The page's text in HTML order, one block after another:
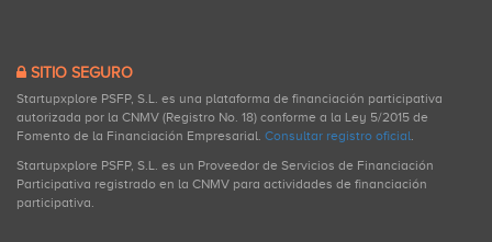
SITIO SEGURO
Startupxplore PSFP, S.L. es una plataforma de financiación participativa
autorizada por la CNMV (Registro No. 18) conforme a la Ley 5/2015 de
Fomento de la Financiación Empresarial. Consultar registro oficial.
Startupxplore PSFP, S.L. es un Proveedor de Servicios de Financiación
Participativa registrado en la CNMV para actividades de financiación
participativa.